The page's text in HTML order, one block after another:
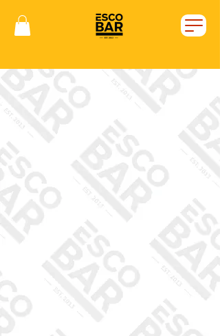
Vítejte v Escobaru!
Chceš u nás posedět?
vycházet z domu, nebo sedíš v
práci a máš šílenou chuť na
naše burgery?